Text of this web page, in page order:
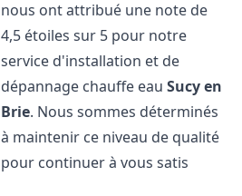
nous ont attribué une note de
4,5 étoiles sur 5 pour notre
service d'installation et de
dépannage chauffe eauSucy en
Brie. Nous sommes déterminés
à maintenir ce niveau de qualité
pour continuer à vous satis